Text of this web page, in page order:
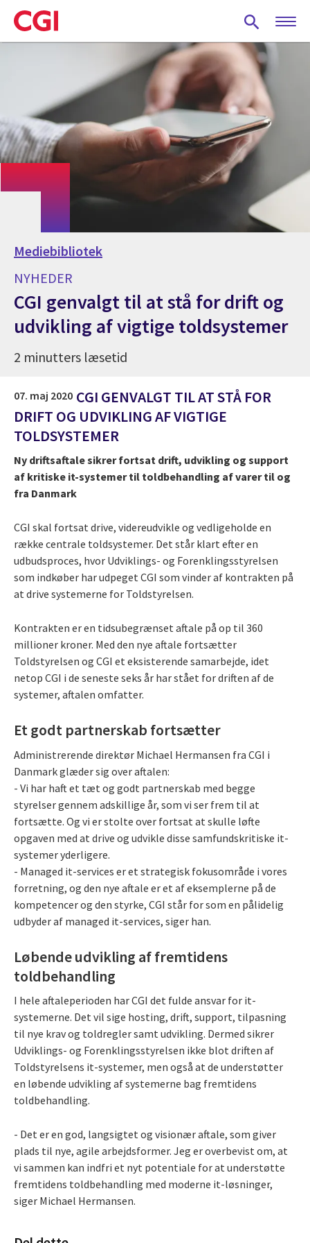
Skip
to
main
Mediebibliotek
NYHEDER
CGI genvalgt til at stå for drift og
udvikling af vigtige toldsystemer
2 minutters læsetid
07. maj 2020 CGI GENVALGT TIL AT STÅ FOR
DRIFT OG UDVIKLING AF VIGTIGE
TOLDSYSTEMER
Ny driftsaftale sikrer fortsat drift, udvikling og support
af kritiske it-systemer til toldbehandling af varer til og
fra Danmark
CGI skal fortsat drive, videreudvikle og vedligeholde en
række centrale toldsystemer. Det står klart efter en
udbudsproces, hvor Udviklings- og Forenklingsstyrelsen
som indkøber har udpeget CGI som vinder af kontrakten på
at drive systemerne for Toldstyrelsen.
Kontrakten er en tidsubegrænset aftale på op til 360
millioner kroner. Med den nye aftale fortsætter
Toldstyrelsen og CGI et eksisterende samarbejde, idet
netop CGI i de seneste seks år har stået for driften af de
systemer, aftalen omfatter.
Et godt partnerskab fortsætter
Administrerende direktør Michael Hermansen fra CGI i
Danmark glæder sig over aftalen:
- Vi har haft et tæt og godt partnerskab med begge
styrelser gennem adskillige år, som vi ser frem til at
fortsætte. Og vi er stolte over fortsat at skulle løfte
opgaven med at drive og udvikle disse samfundskritiske it-
systemer yderligere.
- Managed it-services er et strategisk fokusområde i vores
forretning, og den nye aftale er et af eksemplerne på de
kompetencer og den styrke, CGI står for som en pålidelig
udbyder af managed it-services, siger han.
Løbende udvikling af fremtidens
toldbehandling
I hele aftaleperioden har CGI det fulde ansvar for it-
systemerne. Det vil sige hosting, drift, support, tilpasning
til nye krav og toldregler samt udvikling. Dermed sikrer
Udviklings- og Forenklingsstyrelsen ikke blot driften af
Toldstyrelsens it-systemer, men også at de understøtter
en løbende udvikling af systemerne bag fremtidens
toldbehandling.
- Det er en god, langsigtet og visionær aftale, som giver
plads til nye, agile arbejdsformer. Jeg er overbevist om, at
vi sammen kan indfri et nyt potentiale for at understøtte
fremtidens toldbehandling med moderne it-løsninger,
siger Michael Hermansen.